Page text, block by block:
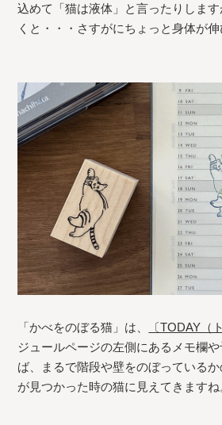
込めて「猫は液体」と言ったりしま
くと・・・さすがにちょっと身体が伸
「かべをのぼる猫」は、 〔TODAY（
ジュールページの左側にあるメモ欄
ば、まるで階段や壁をのぼっている
が見つかった時の猫に見えてきますね